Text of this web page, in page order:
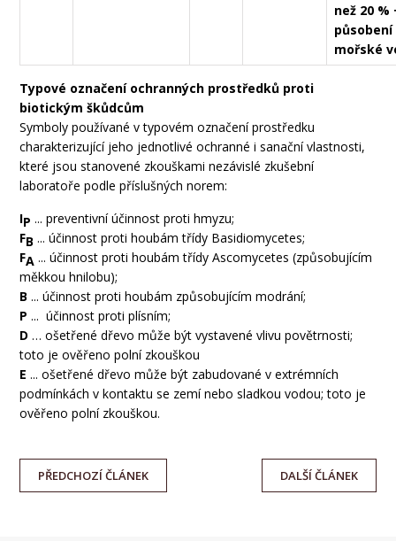
než 20 %
působení
mořské
Typové označení ochranných prostředků proti
biotickým škůdcům
Symboly používané v typovém označení prostředku
charakterizující jeho jednotlivé ochranné i sanační vlastnosti,
které jsou stanovené zkouškami nezávislé zkušební
laboratoře podle příslušných norem:
IP ... preventivní účinnost proti hmyzu;
FB ... účinnost proti houbám třídy Basidiomycetes;
FA ... účinnost proti houbám třídy Ascomycetes (způsobujícím
měkkou hnilobu);
B ... účinnost proti houbám způsobujícím modrání;
P ... účinnost proti plísním;
D … ošetřené dřevo může být vystavené vlivu povětrnosti;
toto je ověřeno polní zkouškou
E ... ošetřené dřevo může být zabudované v extrémních
podmínkách v kontaktu se zemí nebo sladkou vodou; toto je
ověřeno polní zkouškou.
PŘEDCHOZÍČLÁNEK DALŠÍČLÁNEK